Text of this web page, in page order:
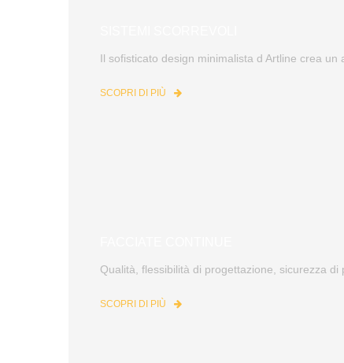
Il sofisticato design minimalista d Artline crea
SCOPRI DI PIÙ
Qualità, flessibilità di progettazione, sicurezza
SCOPRI DI PIÙ